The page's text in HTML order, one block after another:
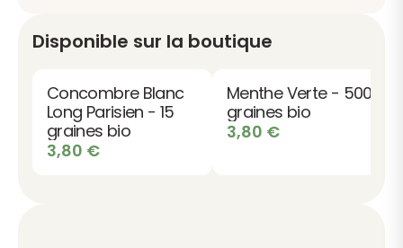
Disponible sur la boutique
Concombre Blanc
Long Parisien - 15
graines bio
3,80 €
Menthe Verte - 500
graines bio
3,80 €